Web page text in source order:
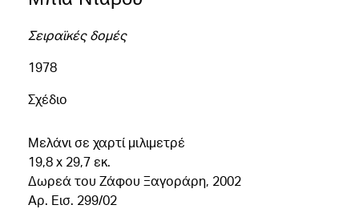
Σειραϊκές δομές
1978
Σχέδιο
Μελάνι σε χαρτί μιλιμετρέ
19,8 x 29,7 εκ.
Δωρεά του Ζάφου Ξαγοράρη, 2002
Aρ. Εισ. 299/02